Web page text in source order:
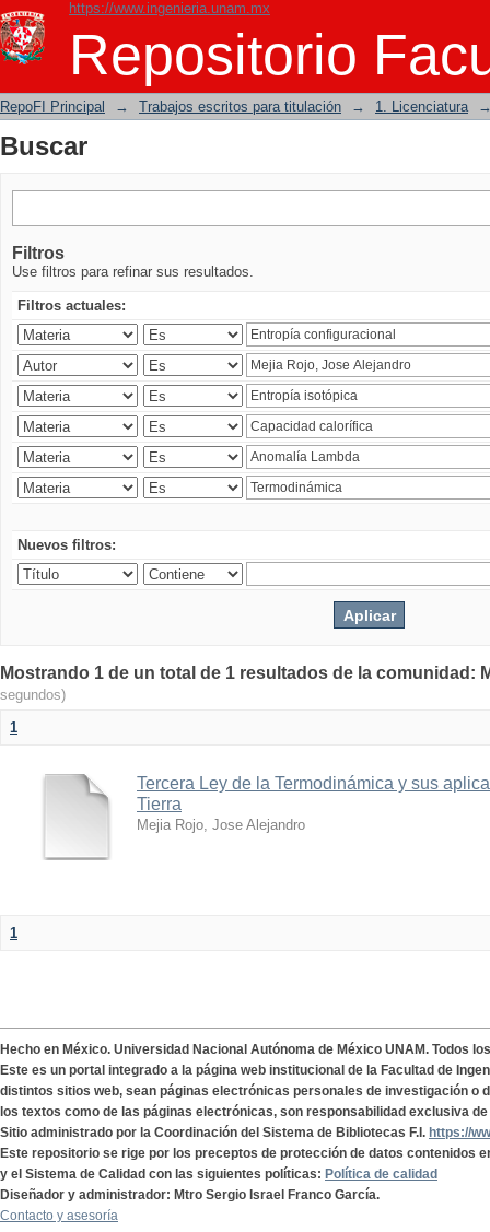
https://www.ingenieria.unam.mx
Repositorio
Buscar
RepoFI Principal → Trabajos escritos para titulación → 1. Licenciatura
Buscar
Filtros
Use filtros para refinar sus resultados.
Filtros actuales:
Nuevos filtros:
Mostrando 1 de un total de 1 resultados de la comunidad:
segundos)
1
Tercera Ley de la Termodinámica y sus
Tierra
Mejia Rojo, Jose Alejandro
1
Hecho en México. Universidad Nacional Autónoma de México UNAM. Todos
Este es un portal integrado a la página web institucional de la Facultad de
distintos sitios web, sean páginas electrónicas personales de investigación o
los textos como de las páginas electrónicas, son responsabilidad exclusiva
Sitio administrado por la Coordinación del Sistema de Bibliotecas F.I. https://
Este repositorio se rige por los preceptos de protección de datos contenidos
y el Sistema de Calidad con las siguientes políticas: Política de calidad
Diseñador y administrador: Mtro Sergio Israel Franco García.
Contacto y asesoría